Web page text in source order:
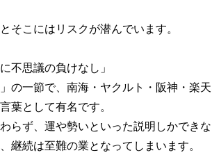
そこにはリスクが潜んでいます。
不思議の負けなし」
の一節で、南海・ヤクルト・阪神・楽
葉として有名です。
らず、運や勢いといった説明しかでき
継続は至難の業となってしまいます。